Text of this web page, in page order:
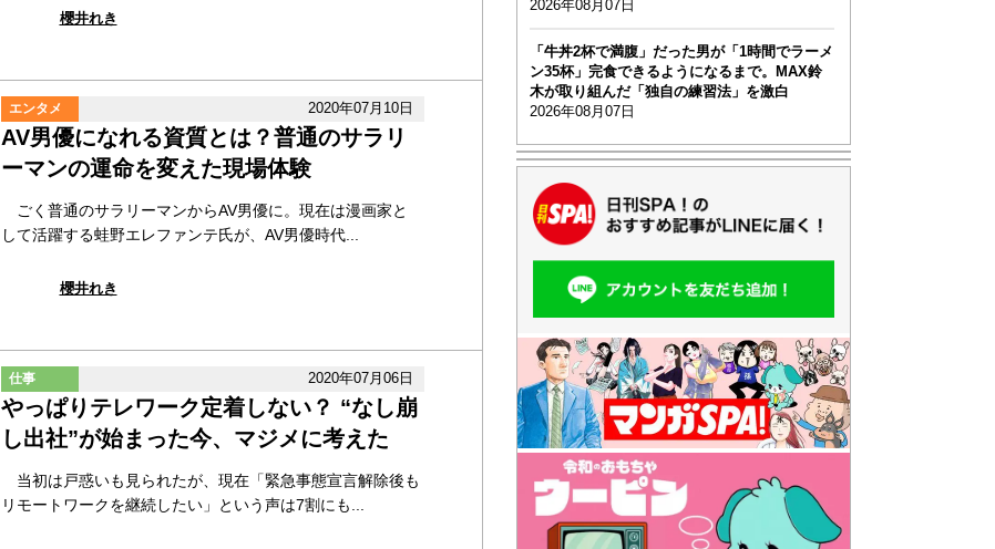
櫻井れき
エンタメ 2020年07月10日
AV男優になれる資質とは？普通のサラリ
ーマンの運命を変えた現場体験
ごく普通のサラリーマンからAV男優に。現在は漫画家と
して活躍する蛙野エレファンテ氏が、AV男優時代...
櫻井れき
仕事 2020年07月06日
やっぱりテレワーク定着しない？ “なし崩
し出社”が始まった今、マジメに考えた
当初は戸惑いも見られたが、現在「緊急事態宣言解除後も
リモートワークを継続したい」という声は7割にも...
2026年08月07日
「牛丼2杯で満腹」だった男が「1時間でラーメ
ン35杯」完食できるようになるまで。MAX鈴
木が取り組んだ「独自の練習法」を激白
2026年08月07日